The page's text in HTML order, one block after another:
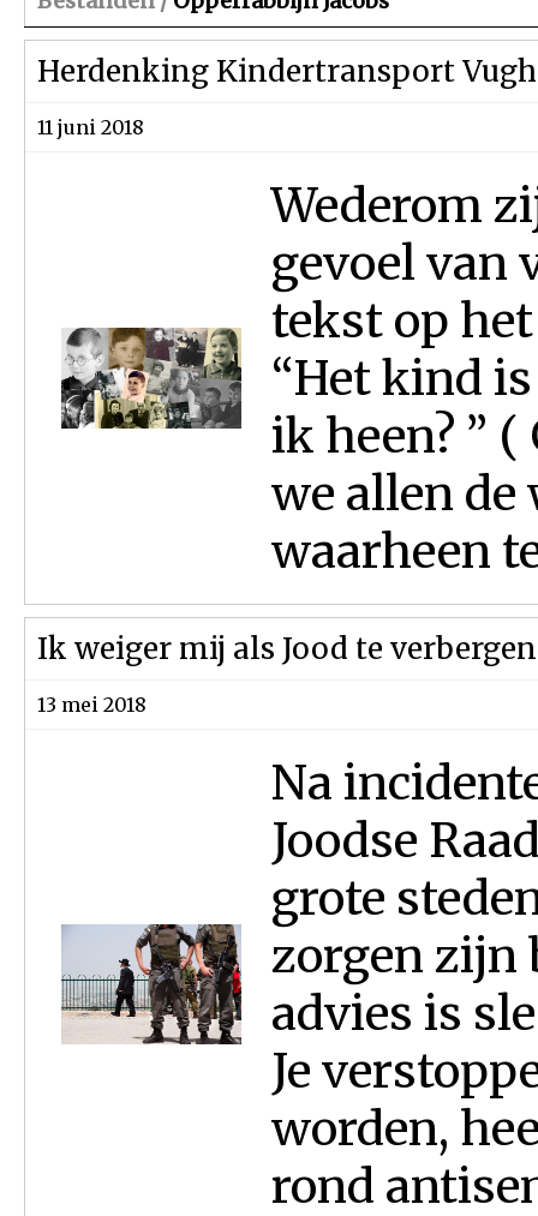
Herdenking Kindertransport
11 juni 2018
Wederom
gevoel van
tekst op
“Het kind
ik heen? ”
we allen
waarheen
Ik weiger mij als Jood te verbergen
13 mei 2018
Na
Joodse
grote
zorgen zijn
advies is
Je
worden,
rond